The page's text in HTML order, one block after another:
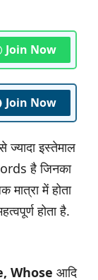
Join Now
Join Now
ज्यादा इस्तेमाल
है जिनका
में होता
होता है.
Whose आदि